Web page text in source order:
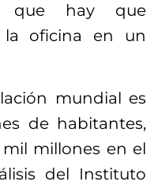
que hay que
la oficina en un
mundial es
de habitantes,
millones en el
del Instituto